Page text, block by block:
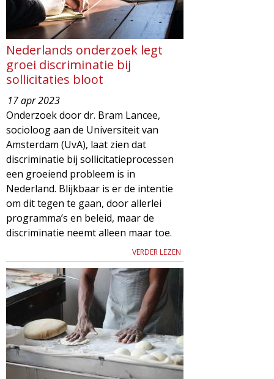
Nederlands onderzoek legt
groei discriminatie bij
sollicitaties bloot
17 apr 2023
Onderzoek door dr. Bram Lancee,
socioloog aan de Universiteit van
Amsterdam (UvA), laat zien dat
discriminatie bij sollicitatieprocessen
een groeiend probleem is in
Nederland. Blijkbaar is er de intentie
om dit tegen te gaan, door allerlei
programma’s en beleid, maar de
discriminatie neemt alleen maar toe.
VERDER LEZEN